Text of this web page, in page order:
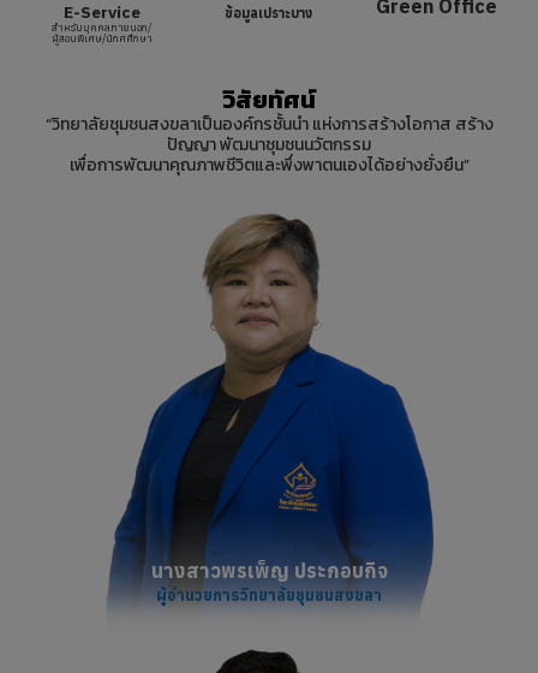
E-Service
สำหรับบุคคลภายนอก/
ผู้สอนพิเศษ/นักศศึกษา
ข้อมูลเปราะบาง Green Office
วิสัยทัศน์
“วิทยาลัยชุมชนสงขลาเป็นองค์กรชั้นนำ แห่งการสร้างโอกาส สร้าง
ปัญญา พัฒนาชุมชนนวัตกรรม
เพื่อการพัฒนาคุณภาพชีวิตและพึ่งพาตนเองได้อย่างยั่งยืน”
นางสาวพรเพ็ญ ประกอบกิจ
ผู้อำนวยการวิทยาลัยชุมชนสงขลา